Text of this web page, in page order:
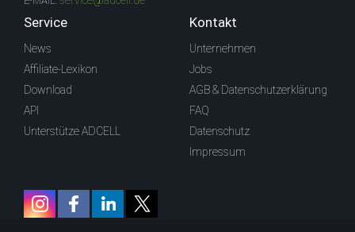
Service
News
Affiliate-Lexikon
Download
API
Unterstütze ADCELL
Kontakt
Unternehmen
Jobs
AGB & Datenschutzerklärung
FAQ
Datenschutz
Impressum